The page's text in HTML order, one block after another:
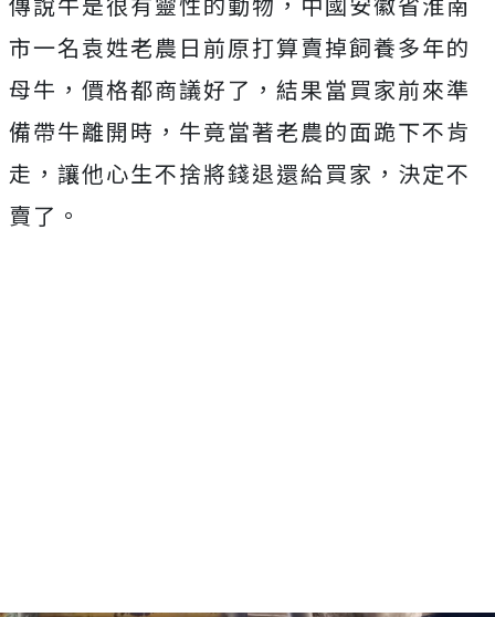
市一名袁姓老農日前原打算賣掉飼養多年的
母牛，價格都商議好了，結果當買家前來準
備帶牛離開時，牛竟當著老農的面跪下不肯
走，讓他心生不捨將錢退還給買家，決定不
賣了。